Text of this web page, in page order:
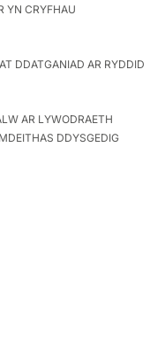
YN CRYFHAU
DDATGANIAD AR RYDDID
AR LYWODRAETH
DDYSGEDIG